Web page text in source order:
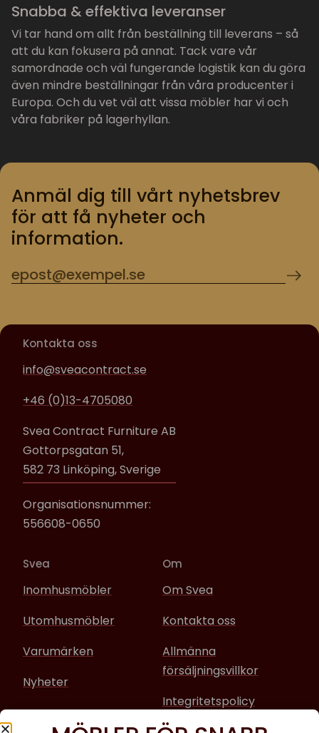
Snabba & effektiva leveranser
Vi tar hand om allt från beställning till leverans – så
att du kan fokusera på annat. Tack vare vår
samordnade och väl fungerande logistik kan du göra
även mindre beställningar från våra producenter i
Europa. Och du vet väl att vissa möbler har vi och
våra fabriker på lagerhyllan.
Anmäl dig till vårt nyhetsbrev
för att få nyheter och
information.
Kontakta oss
info@sveacontract.se
+46 (0)13-4705080
Svea Contract Furniture AB
Gottorpsgatan 51,
582 73 Linköping, Sverige
Organisationsnummer:
556608-0650
Svea
Inomhusmöbler
Utomhusmöbler
Varumärken
Nyheter
Om
Om Svea
Kontakta oss
Allmänna
försäljningsvillkor
Integritetspolicy